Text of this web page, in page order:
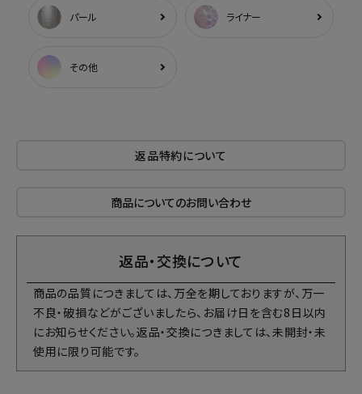
パール ライナー
その他
返品特約について
商品についてのお問い合わせ
返品・交換について
商品の品質につきましては、万全を期しておりますが、万一
不良・破損などがございましたら、お届け日を含む8日以内
にお知らせください。返品・交換につきましては、未開封・未
使用に限り可能です。